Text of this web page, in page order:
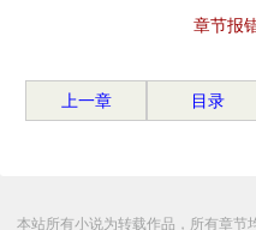
章节报
上一章 目录
本站所有小说为转载作品，所有章节